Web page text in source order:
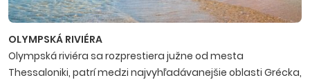
OLYMPSKÁ RIVIÉRA
Olympská riviéra sa rozprestiera južne od mesta
Thessaloniki, patrí medzi najvyhľadávanejšie oblasti Grécka,